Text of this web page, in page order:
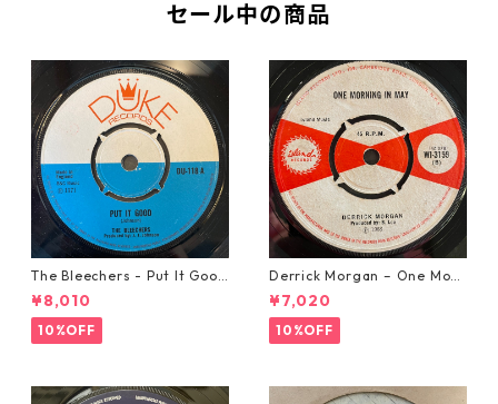
セール中の商品
The Bleechers - Put It Good
【7-21637】
¥8,010
10%OFF
Derrick Morgan – One Morn
ing In May【7-21653】
¥7,020
10%OFF